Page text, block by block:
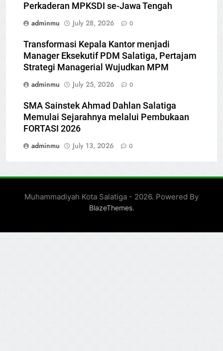
Perkaderan MPKSDI se-Jawa Tengah
adminmu
July 28, 2026 0
Transformasi Kepala Kantor menjadi
Manager Eksekutif PDM Salatiga, Pertajam
Strategi Managerial Wujudkan MPM
adminmu
July 25, 2026 0
SMA Sainstek Ahmad Dahlan Salatiga
Memulai Sejarahnya melalui Pembukaan
FORTASI 2026
adminmu
July 13, 2026 0
Muhammadiyah Kota Salatiga - 2026. Powered By
BlazeThemes.